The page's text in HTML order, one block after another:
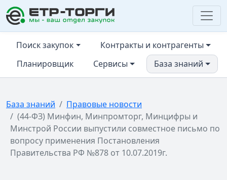
ЕТР-ТОРГИ
Поиск закупок
Контракты и контрагенты
Планировщик
Сервисы База знаний
База знаний
Правовые новости
(44-ФЗ) Минфин, Минпромторг, Минцифры и
Минстрой России выпустили совместное письмо по
вопросу применения Постановления
Правительства РФ №878 от 10.07.2019г.